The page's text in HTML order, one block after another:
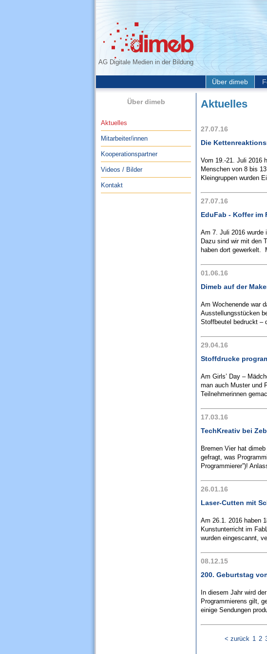
AG Digitale Medien in der Bildung
Über dimeb
Über dimeb
Aktuelles
Mitarbeiter/innen
Kooperationspartner
Videos / Bilder
Kontakt
Aktuelles
27.07.16
Die
Vom 19.-21. Juli 2016
Menschen von 8 bis
Kleingruppen wurden
27.07.16
EduFab - Koffer im
Am 7. Juli 2016 wurde
Dazu sind wir mit den
haben dort gewerkelt.
01.06.16
Dimeb auf der
Am Wochenende war
Ausstellungsstücken
Stoffbeutel bedruckt –
29.04.16
Stoffdrucke
Am Girls’ Day –
man auch Muster und
Teilnehmerinnen
17.03.16
TechKreativ bei
Bremen Vier hat
gefragt, was
Programmierer”)!
26.01.16
Laser-Cutten mit
Am 26.1. 2016 haben
Kunstunterricht im
wurden eingescannt,
08.12.15
200. Geburtstag
In diesem Jahr wird
Programmierens gilt,
einige Sendungen
< zurück 1 2